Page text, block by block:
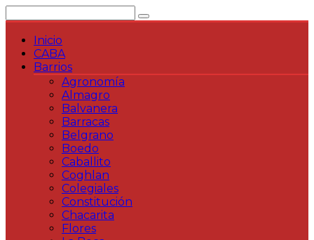
al
contenidoInicio
CABA
Barrios
Agronomía
Almagro
Balvanera
Barracas
Belgrano
Boedo
Caballito
Coghlan
Colegiales
Constitución
Chacarita
Flores